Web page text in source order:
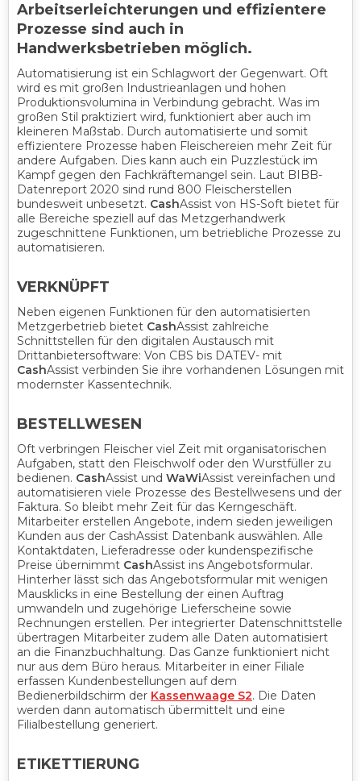
Arbeitserleichterungen und effizientere
Prozesse sind auch in
Handwerksbetrieben möglich.
Automatisierung ist ein Schlagwort der Gegenwart. Oft
wird es mit großen Industrieanlagen und hohen
Produktionsvolumina in Verbindung gebracht. Was im
großen Stil praktiziert wird, funktioniert aber auch im
kleineren Maßstab. Durch automatisierte und somit
effizientere Prozesse haben Fleischereien mehr Zeit für
andere Aufgaben. Dies kann auch ein Puzzlestück im
Kampf gegen den Fachkräftemangel sein. Laut BIBB-
Datenreport 2020 sind rund 800 Fleischerstellen
bundesweit unbesetzt. CashAssist von HS-Soft bietet für
alle Bereiche speziell auf das Metzgerhandwerk
zugeschnittene Funktionen, um betriebliche Prozesse zu
automatisieren.
VERKNÜPFT
Neben eigenen Funktionen für den automatisierten
Metzgerbetrieb bietet CashAssist zahlreiche
Schnittstellen für den digitalen Austausch mit
Drittanbietersoftware: Von CBS bis DATEV- mit
CashAssist verbinden Sie ihre vorhandenen Lösungen mit
modernster Kassentechnik.
BESTELLWESEN
Oft verbringen Fleischer viel Zeit mit organisatorischen
Aufgaben, statt den Fleischwolf oder den Wurstfüller zu
bedienen. CashAssist und WaWiAssist vereinfachen und
automatisieren viele Prozesse des Bestellwesens und der
Faktura. So bleibt mehr Zeit für das Kerngeschäft.
Mitarbeiter erstellen Angebote, indem sieden jeweiligen
Kunden aus der CashAssist Datenbank auswählen. Alle
Kontaktdaten, Lieferadresse oder kundenspezifische
Preise übernimmt CashAssist ins Angebotsformular.
Hinterher lässt sich das Angebotsformular mit wenigen
Mausklicks in eine Bestellung der einen Auftrag
umwandeln und zugehörige Lieferscheine sowie
Rechnungen erstellen. Per integrierter Datenschnittstelle
übertragen Mitarbeiter zudem alle Daten automatisiert
an die Finanzbuchhaltung. Das Ganze funktioniert nicht
nur aus dem Büro heraus. Mitarbeiter in einer Filiale
erfassen Kundenbestellungen auf dem
Bedienerbildschirm der Kassenwaage S2. Die Daten
werden dann automatisch übermittelt und eine
Filialbestellung generiert.
ETIKETTIERUNG